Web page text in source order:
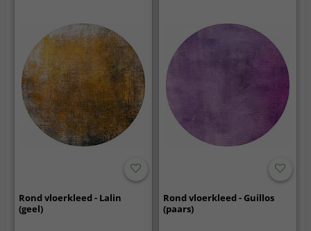
Rond vloerkleed - Lalin
(geel)
Rond vloerkleed - Guillos
(paars)